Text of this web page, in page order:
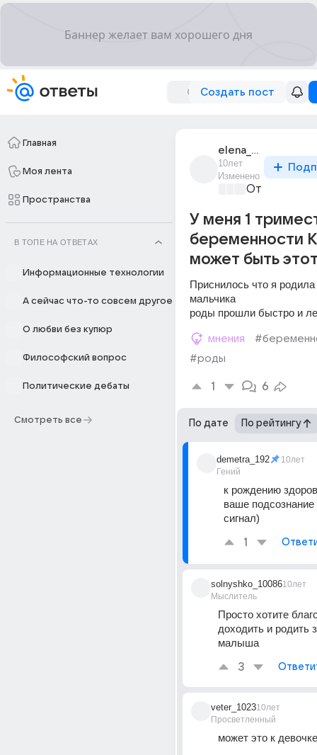
Создать пост
Главная
Моя лента
Пространства
В ТОПЕ НА ОТВЕТАХ
Информационные технологии
А сейчас что-то совсем другое
О любви без купюр
Философский вопрос
Политические дебаты
Смотреть все
elena_koval_893
10лет
Изменено
От
У меня 1
беременности
может быть
Приснилось что я родила
мальчика
роды прошли быстро и
мнения
#роды
1 6
По дате По рейтингу
demetra_192
Гений
10лет
к рождению
ваше
сигнал)
1
solnyshko_10086
Мыслитель
10лет
Просто хотите
доходить и родить
малыша
3
veter_1023
Просветленный
10лет
может это к